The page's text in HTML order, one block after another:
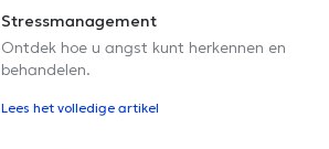
Stressmanagement
Ontdek hoe u angst kunt herkennen en
behandelen.
Lees het volledige artikel